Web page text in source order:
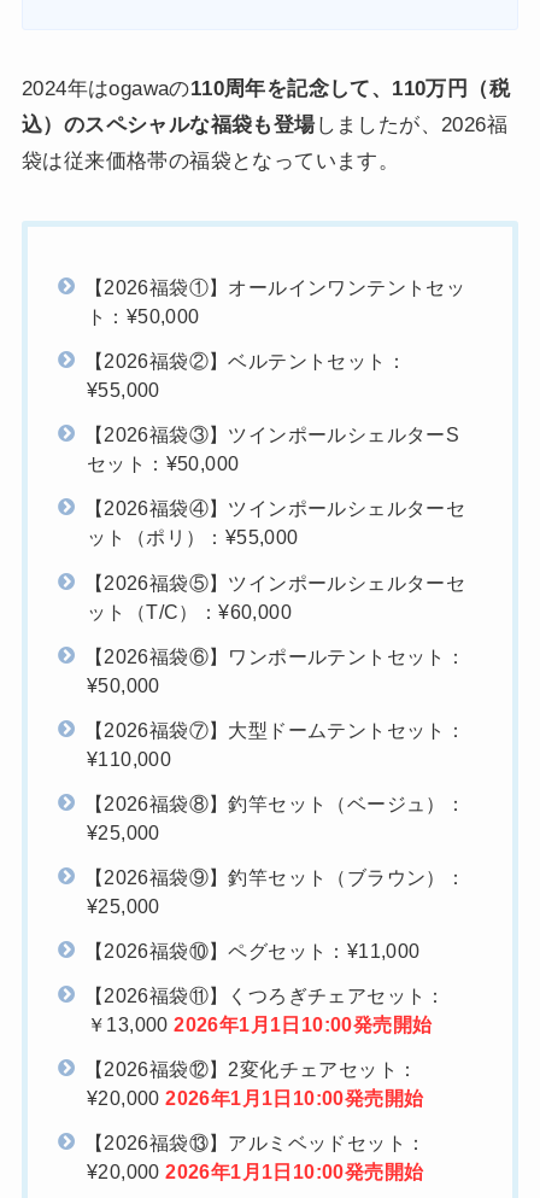
2024年はogawaの110周年を記念して、110万円（税
込）のスペシャルな福袋も登場しましたが、2026福
袋は従来価格帯の福袋となっています。
【2026福袋①】オールインワンテントセッ
ト：¥50,000
【2026福袋②】ベルテントセット：
¥55,000
【2026福袋③】ツインポールシェルターS
セット：¥50,000
【2026福袋④】ツインポールシェルターセ
ット（ポリ）：¥55,000
【2026福袋⑤】ツインポールシェルターセ
ット（T/C）：¥60,000
【2026福袋⑥】ワンポールテントセット：
¥50,000
【2026福袋⑦】大型ドームテントセット：
¥110,000
【2026福袋⑧】釣竿セット（ベージュ）：
¥25,000
【2026福袋⑨】釣竿セット（ブラウン）：
¥25,000
【2026福袋⑩】ペグセット：¥11,000
【2026福袋⑪】くつろぎチェアセット：
￥13,0002026年1月1日10:00発売開始
【2026福袋⑫】2変化チェアセット：
¥20,0002026年1月1日10:00発売開始
【2026福袋⑬】アルミベッドセット：
¥20,0002026年1月1日10:00発売開始